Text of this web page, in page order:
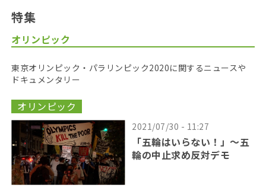
特集
オリンピック
東京オリンピック・パラリンピック2020に関するニュースや
ドキュメンタリー
オリンピック
2021/07/30 - 11:27
「五輪はいらない！」〜五
輪の中止求め反対デモ